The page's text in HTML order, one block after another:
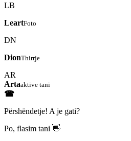
LB
LeartFoto
DN
DionThirrje
AR
Artaaktive tani
☎
Përshëndetje! A je gati?
Po, flasim tani 👋